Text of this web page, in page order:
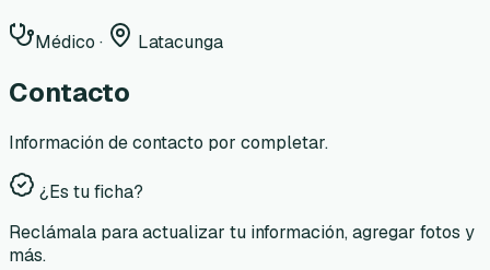
Médico · Latacunga
Contacto
Información de contacto por completar.
¿Es tu ficha?
Reclámala para actualizar tu información, agregar fotos y
más.